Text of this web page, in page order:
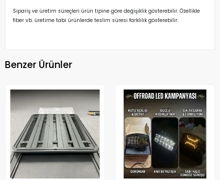
Sipariş ve üretim süreçleri ürün tipine göre değişiklik gösterebilir. Özellikle
fiber vb. üretime tabi ürünlerde teslim süresi farklılık gösterebilir.
Benzer Ürünler